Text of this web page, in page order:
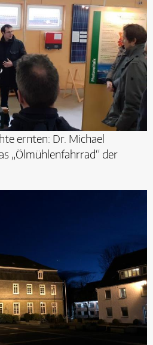
ernten: Dr. Michael
„Ölmühlenfahrrad“ der